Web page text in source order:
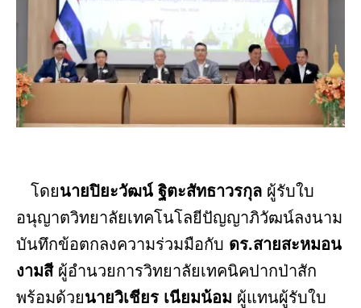
โดยนายปิยะวัฒน์ ฐิตะสัทธาวรกุล ผู้รับใบ
อนุญาตวิทยาลัยเทคโนโลยีปัญญาภิวัฒน์ลงนาม
บันทึกข้อตกลงความร่วมมือกับ ดร.สายสะหมอน
งามสี ผู้อำนวยการวิทยาลัยเทคนิคปากป่าสัก
พร้อมด้วยนายวิเชียร เนียมน้อม ผู้แทนผู้รับใบ